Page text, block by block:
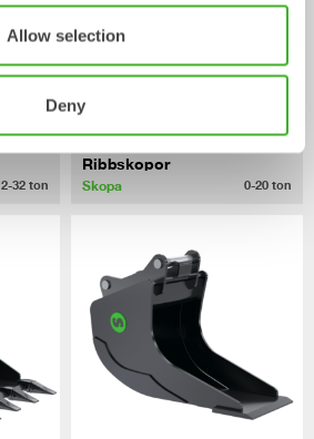
Allow selection
Deny
2-32 ton
Ribbskopor
Skopa 0-20 ton